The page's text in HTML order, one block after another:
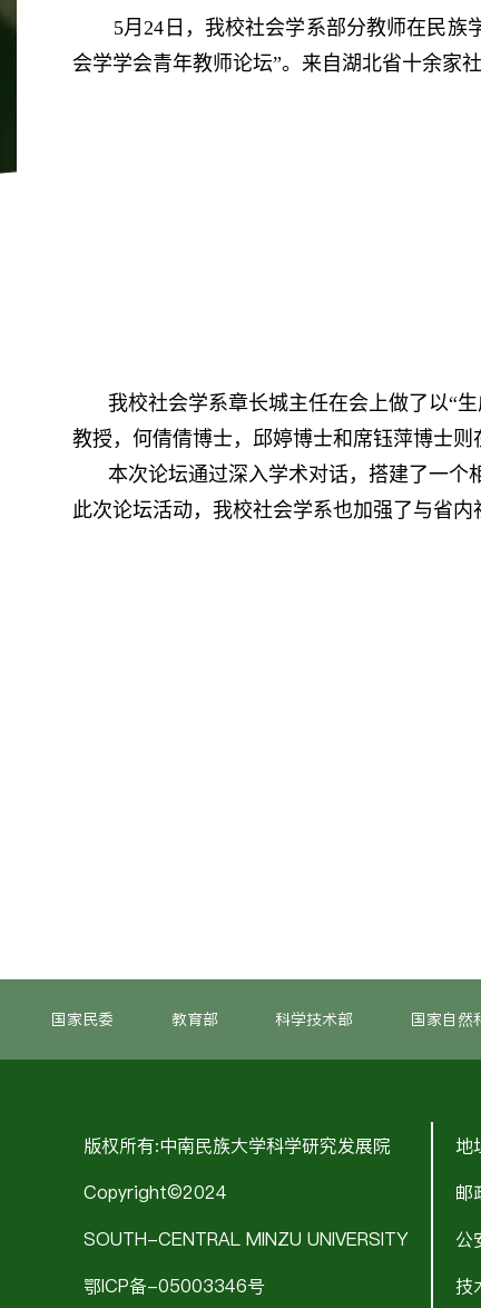
5月24日，我校社会学系部分教师在民
会学学会青年教师论坛”。来自湖北省十余家
我校社会学系章长城主任在会上做了以“
教授，何倩倩博士，邱婷博士和席钰萍博士
本次论坛通过深入学术对话，搭建了一个
此次论坛活动，我校社会学系也加强了与省
国家民委 教育部 科学技术部 国家自然
版权所有:中南民族大学科学研究发展院
Copyright©2024
SOUTH-CENTRAL MINZU UNIVERSITY
鄂ICP备-05003346号
地
邮
公
技